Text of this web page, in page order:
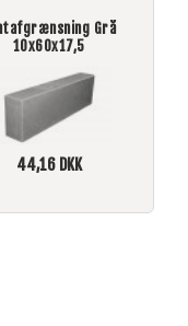
Grå
10x60x17,5
44,16DKK